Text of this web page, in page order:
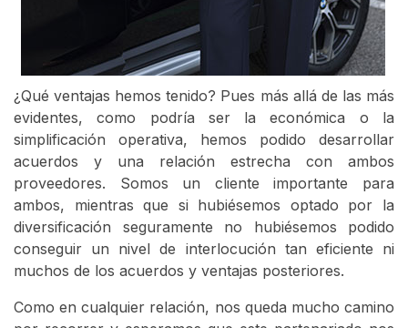
¿Qué ventajas hemos tenido? Pues más allá de las más
evidentes, como podría ser la económica o la
simplificación operativa, hemos podido desarrollar
acuerdos y una relación estrecha con ambos
proveedores. Somos un cliente importante para
ambos, mientras que si hubiésemos optado por la
diversificación seguramente no hubiésemos podido
conseguir un nivel de interlocución tan eficiente ni
muchos de los acuerdos y ventajas posteriores.
Como en cualquier relación, nos queda mucho camino